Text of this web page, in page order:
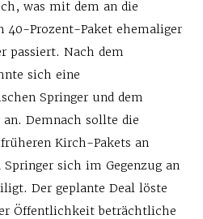
was mit dem an die
40-Prozent-Paket ehemaliger
passiert. Nach dem
sich eine
Springer und dem
Demnach sollte die
Kirch-Pakets an
Springer sich im Gegenzug an
Der geplante Deal löste
Öffentlichkeit beträchtliche